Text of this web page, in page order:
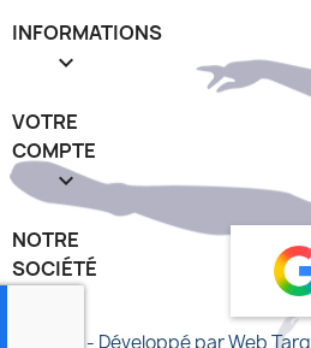
INFORMATIONS

VOTRE
COMPTE

NOTRE
SOCIÉTÉ
© 2026 - Développé par Web